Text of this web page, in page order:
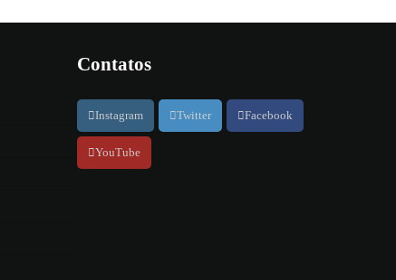
Contatos
Instagram Twitter Facebook
YouTube